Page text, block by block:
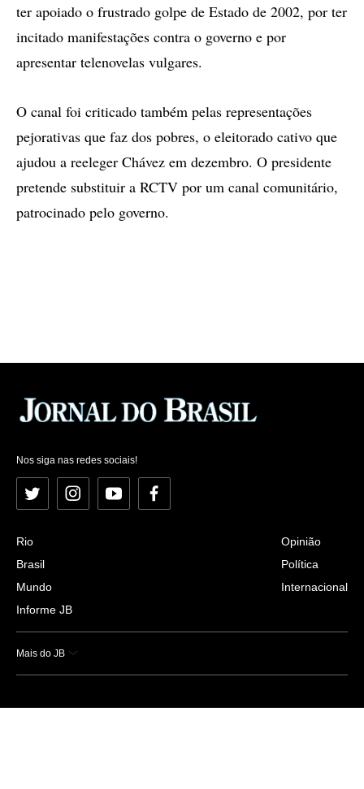
ter apoiado o frustrado golpe de Estado de 2002, por ter
incitado manifestações contra o governo e por
apresentar telenovelas vulgares.
O canal foi criticado também pelas representações
pejorativas que faz dos pobres, o eleitorado cativo que
ajudou a reeleger Chávez em dezembro. O presidente
pretende substituir a RCTV por um canal comunitário,
patrocinado pelo governo.
Nos siga nas redes sociais!
Twitter InstagramYouTubeFacebook
Rio
Brasil
Mundo
Informe JB
Opinião
Política
Internacional
Mais do JB
Esportes